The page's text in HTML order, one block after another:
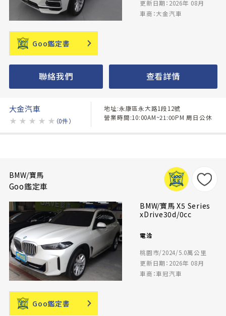
更新日期：2026年 08月
車商：大金汽車
Goo鑑定書
聯絡我們 查看詳情
大金汽車
★ ★ ★ ★ ★ （0件）
地址:永康區永大路1段12號
營業時間:10:00AM~21:00PM 周日公休
BMW/寶馬
Goo鑑定車
BMW/寶馬 X5 Series
xDrive30d/0cc
電洽
桃園市/2024/5.0萬公里
更新日期：2026年 08月
車商：車冠汽車
Goo鑑定書